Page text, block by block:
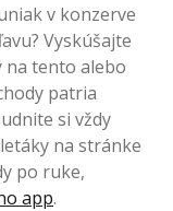
v konzerve
Vyskúšajte
na tento alebo
patria
si vždy
na stránke
po ruke,
app.